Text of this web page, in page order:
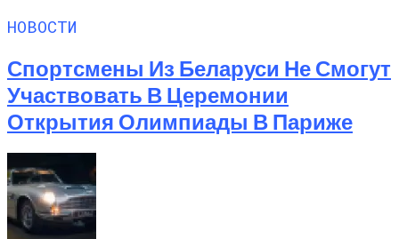
НОВОСТИ
Спортсмены Из Беларуси Не Смогут
Участвовать В Церемонии
Открытия Олимпиады В Париже